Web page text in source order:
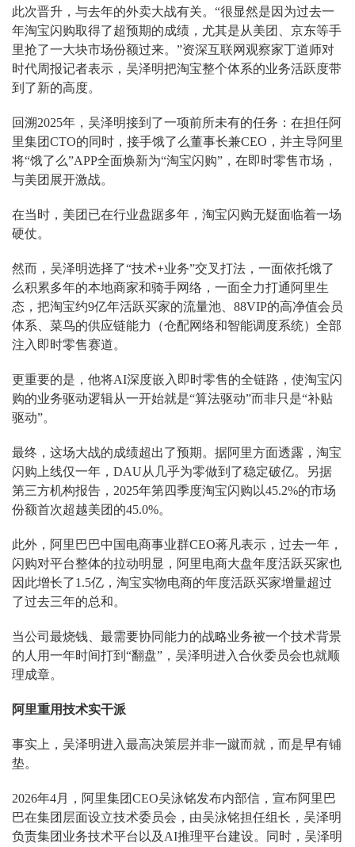
此次晋升，与去年的外卖大战有关。“很显然是因为过去一
年淘宝闪购取得了超预期的成绩，尤其是从美团、京东等手
里抢了一大块市场份额过来。”资深互联网观察家丁道师对
时代周报记者表示，吴泽明把淘宝整个体系的业务活跃度带
到了新的高度。
回溯2025年，吴泽明接到了一项前所未有的任务：在担任阿
里集团CTO的同时，接手饿了么董事长兼CEO，并主导阿里
将“饿了么”APP全面焕新为“淘宝闪购”，在即时零售市场，
与美团展开激战。
在当时，美团已在行业盘踞多年，淘宝闪购无疑面临着一场
硬仗。
然而，吴泽明选择了“技术+业务”交叉打法，一面依托饿了
么积累多年的本地商家和骑手网络，一面全力打通阿里生
态，把淘宝约9亿年活跃买家的流量池、88VIP的高净值会员
体系、菜鸟的供应链能力（仓配网络和智能调度系统）全部
注入即时零售赛道。
更重要的是，他将AI深度嵌入即时零售的全链路，使淘宝闪
购的业务驱动逻辑从一开始就是“算法驱动”而非只是“补贴
驱动”。
最终，这场大战的成绩超出了预期。据阿里方面透露，淘宝
闪购上线仅一年，DAU从几乎为零做到了稳定破亿。另据
第三方机构报告，2025年第四季度淘宝闪购以45.2%的市场
份额首次超越美团的45.0%。
此外，阿里巴巴中国电商事业群CEO蒋凡表示，过去一年，
闪购对平台整体的拉动明显，阿里电商大盘年度活跃买家也
因此增长了1.5亿，淘宝实物电商的年度活跃买家增量超过
了过去三年的总和。
当公司最烧钱、最需要协同能力的战略业务被一个技术背景
的人用一年时间打到“翻盘”，吴泽明进入合伙委员会也就顺
理成章。
阿里重用技术实干派
事实上，吴泽明进入最高决策层并非一蹴而就，而是早有铺
垫。
2026年4月，阿里集团CEO吴泳铭发布内部信，宣布阿里巴
巴在集团层面设立技术委员会，由吴泳铭担任组长，吴泽明
负责集团业务技术平台以及AI推理平台建设。同时，吴泽明